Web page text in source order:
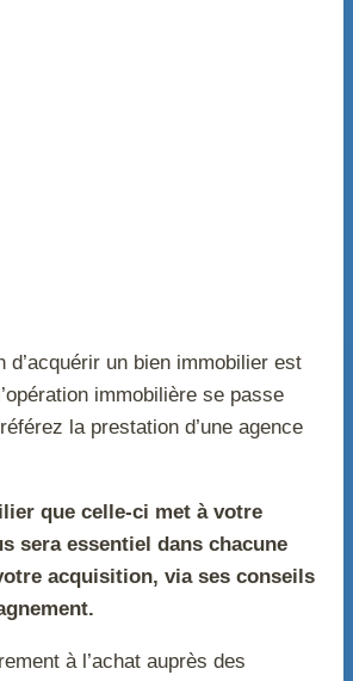
d’acquérir un bien immobilier est
immobilière se passe
la prestation d’une agence
que celle-ci met à votre
sera essentiel dans chacune
acquisition, via ses conseils
à l’achat auprès des